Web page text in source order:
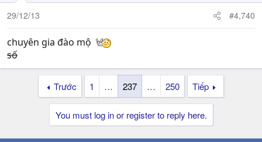
29/12/13 #4,740
chuyên gia đào mộ
số
Trước 1 … 237 … 250 Tiếp
You must log in or register to reply here.